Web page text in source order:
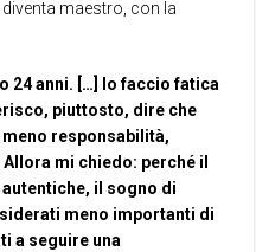
maestro, con la
24 anni. […] Io faccio fatica
piuttosto, dire che
meno responsabilità,
mi chiedo: perché il
il sogno di
meno importanti di
a seguire una